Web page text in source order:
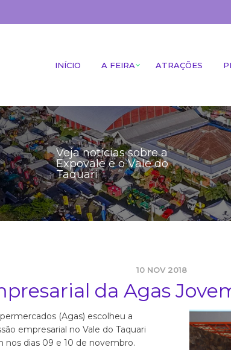
INÍCIO A FEIRA ATRAÇÕES
Veja notícias sobre a
Expovale e o Vale do
Taquari
10 NOV 2018
da Agas
(Agas) escolheu a
empresarial no Vale do Taquari
nos dias 09 e 10 de novembro.